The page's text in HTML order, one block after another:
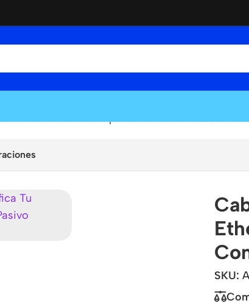
Ethernet RJ45: Simplifica Tu Conexión de Red
SKU: